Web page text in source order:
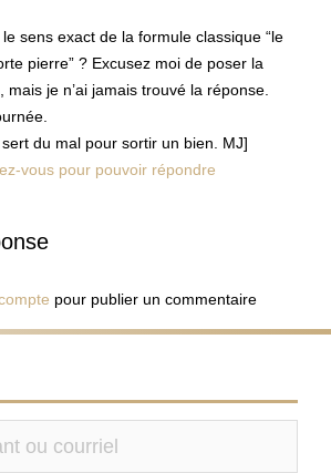
sens exact de la formule classique “le
pierre” ? Excusez moi de poser la
mais je n’ai jamais trouvé la réponse.
du mal pour sortir un bien. MJ]
vous pour pouvoir répondre
pour publier un commentaire